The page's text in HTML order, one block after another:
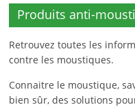
Produits anti-
Retrouvez toutes les
contre les moustiques.
Connaitre le moustique,
bien sûr, des solutions